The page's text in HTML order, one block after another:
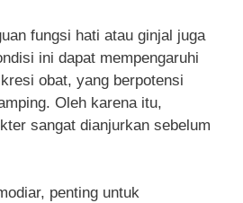
fungsi hati atau ginjal juga
ini dapat mempengaruhi
obat, yang berpotensi
Oleh karena itu,
sangat dianjurkan sebelum
penting untuk